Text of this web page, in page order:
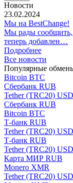
Новости
23.02.2024
Мы на BestChange!
Мы рады
теперь добавлен…
Подробнее
Все новости
Популярные
Bitcoin BTC
Сбербанк RUB
Tether (TRC20)
Сбербанк RUB
Bitcoin BTC
Т-банк RUB
Tether (TRC20)
Т-банк RUB
Tether (TRC20)
Карта МИР RUB
Monero XMR
Tether (TRC20)